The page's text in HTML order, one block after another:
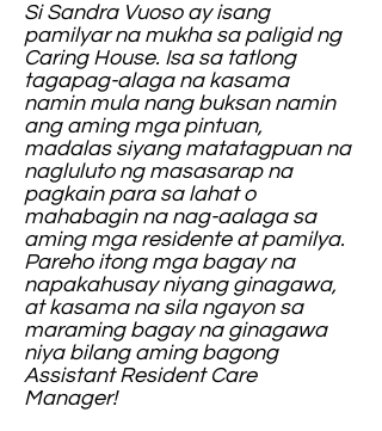
Si Sandra Vuoso ay isang
pamilyar na mukha sa paligid ng
Caring House. Isa sa tatlong
tagapag-alaga na kasama
namin mula nang buksan namin
ang aming mga pintuan,
madalas siyang matatagpuan na
nagluluto ng masasarap na
pagkain para sa lahat o
mahabagin na nag-aalaga sa
aming mga residente at pamilya.
Pareho itong mga bagay na
napakahusay niyang ginagawa,
at kasama na sila ngayon sa
maraming bagay na ginagawa
niya bilang aming bagong
Assistant Resident Care
Manager!